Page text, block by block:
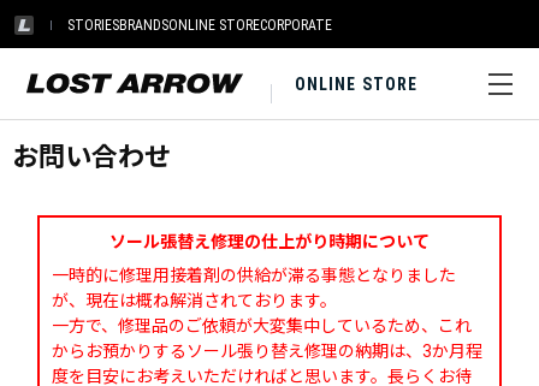
STORIESBRANDSONLINE STORECORPORATE
ONLINE STORE
お問い合わせ
ソール張替え修理の仕上がり時期について
一時的に修理用接着剤の供給が滞る事態となりました
が、現在は概ね解消されております。
一方で、修理品のご依頼が大変集中しているため、これ
からお預かりするソール張り替え修理の納期は、3か月程
度を目安にお考えいただければと思います。長らくお待